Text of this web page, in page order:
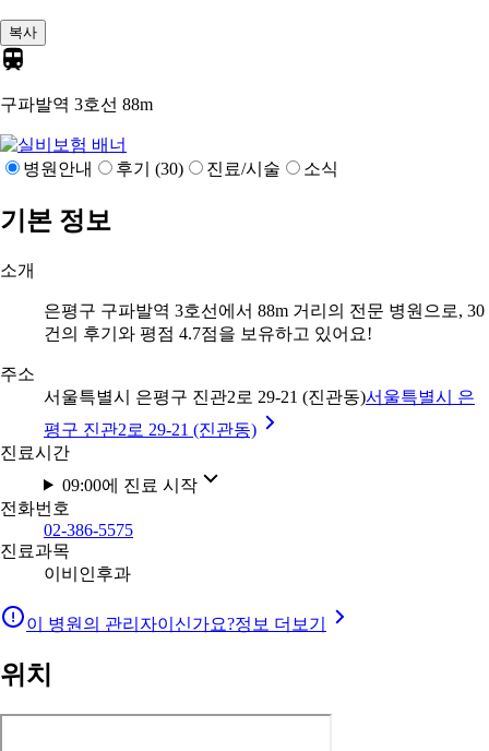
복사
구파발역 3호선 88m
병원안내 후기 (30) 진료/시술 소식
기본 정보
소개
은평구 구파발역 3호선에서 88m 거리의 전문 병원으로, 30
건의 후기와 평점 4.7점을 보유하고 있어요!
주소
서울특별시 은평구 진관2로 29-21 (진관동)서울특별시 은
평구 진관2로 29-21 (진관동)
진료시간
09:00에 진료 시작
전화번호
02-386-5575
진료과목
이비인후과
이 병원의 관리자이신가요?정보 더보기
위치